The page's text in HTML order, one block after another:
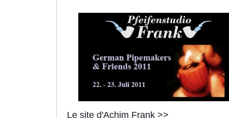
Le site d'Achim Frank >>